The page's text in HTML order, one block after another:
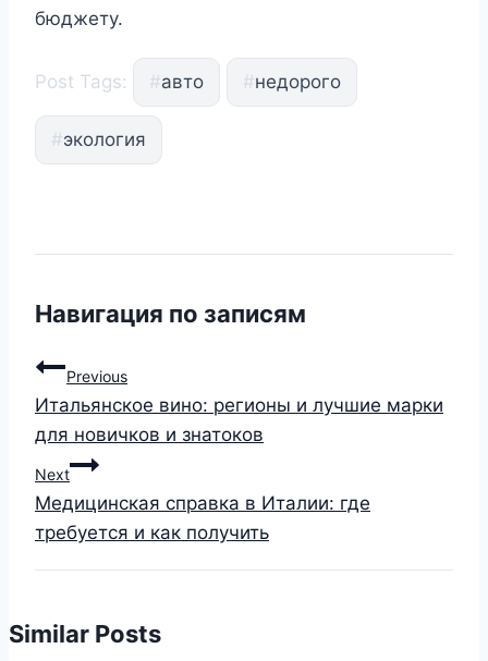
бюджету.
Post Tags: #авто #недорого
#экология
Навигация по записям
Previous
Итальянское вино: регионы и лучшие марки
для новичков и знатоков
Next
Медицинская справка в Италии: где
требуется и как получить
Similar Posts